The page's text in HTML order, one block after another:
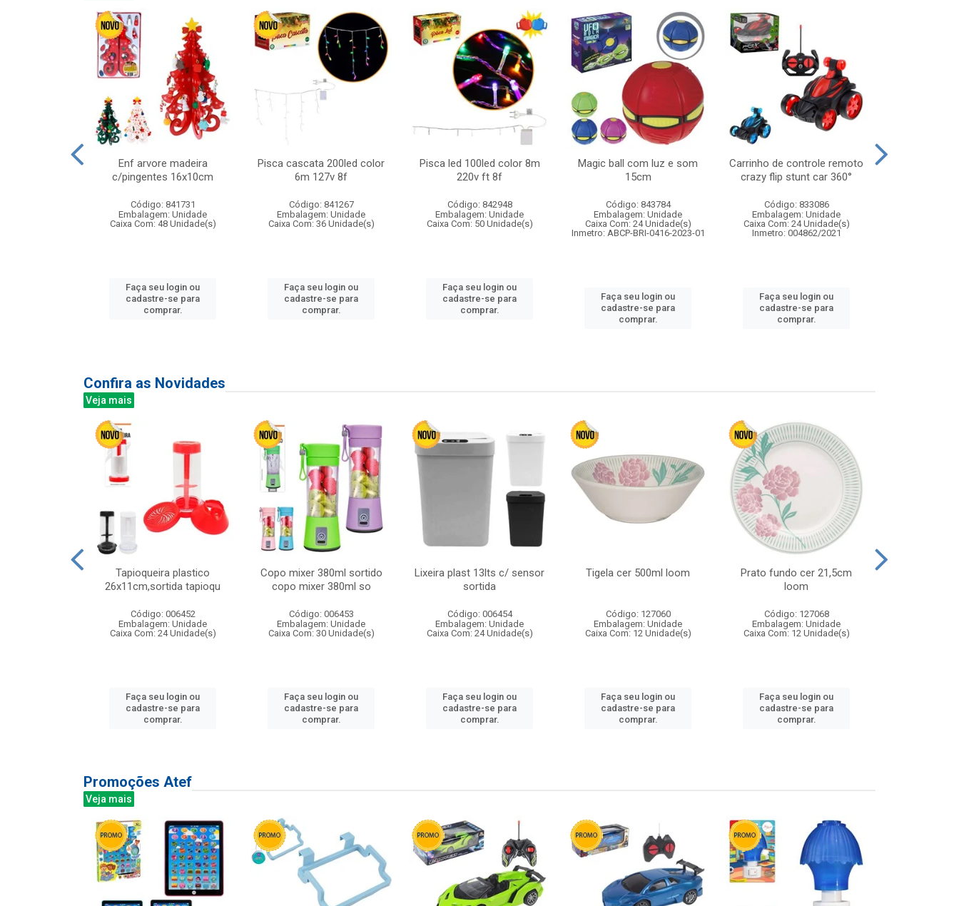
Enf arvore madeira
c/pingentes 16x10cm
Código: 841731
Embalagem: Unidade
Caixa Com: 48 Unidade(s)
Faça seu login ou
cadastre-se para
comprar.
Pisca cascata 200led color
6m 127v 8f
Código: 841267
Embalagem: Unidade
Caixa Com: 36 Unidade(s)
Faça seu login ou
cadastre-se para
comprar.
Pisca led 100led color 8m
220v ft 8f
Código: 842948
Embalagem: Unidade
Caixa Com: 50 Unidade(s)
Faça seu login ou
cadastre-se para
comprar.
Magic ball com luz e som
15cm
Código: 843784
Embalagem: Unidade
Caixa Com: 24 Unidade(s)
Inmetro: ABCP-BRI-0416-2023-01
Faça seu login ou
cadastre-se para
comprar.
Carrinho de controle remoto
crazy flip stunt car 360°
Código: 833086
Embalagem: Unidade
Caixa Com: 24 Unidade(s)
Inmetro: 004862/2021
Faça seu login ou
cadastre-se para
comprar.
Confira as Novidades
Veja mais
Tapioqueira plastico
26x11cm,sortida tapioqu
Código: 006452
Embalagem: Unidade
Caixa Com: 24 Unidade(s)
Faça seu login ou
cadastre-se para
comprar.
Copo mixer 380ml sortido
copo mixer 380ml so
Código: 006453
Embalagem: Unidade
Caixa Com: 30 Unidade(s)
Faça seu login ou
cadastre-se para
comprar.
Lixeira plast 13lts c/ sensor
sortida
Código: 006454
Embalagem: Unidade
Caixa Com: 24 Unidade(s)
Faça seu login ou
cadastre-se para
comprar.
Tigela cer 500ml loom
Código: 127060
Embalagem: Unidade
Caixa Com: 12 Unidade(s)
Faça seu login ou
cadastre-se para
comprar.
Prato fundo cer 21,5cm
loom
Código: 127068
Embalagem: Unidade
Caixa Com: 12 Unidade(s)
Faça seu login ou
cadastre-se para
comprar.
Promoções Atef
Veja mais